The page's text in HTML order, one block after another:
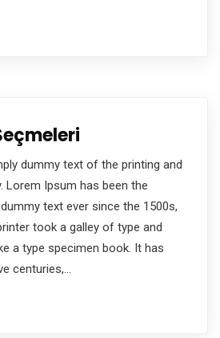
dummy text of the printing and
Lorem Ipsum has been the
text ever since the 1500s,
took a galley of type and
a type specimen book. It has
centuries,…